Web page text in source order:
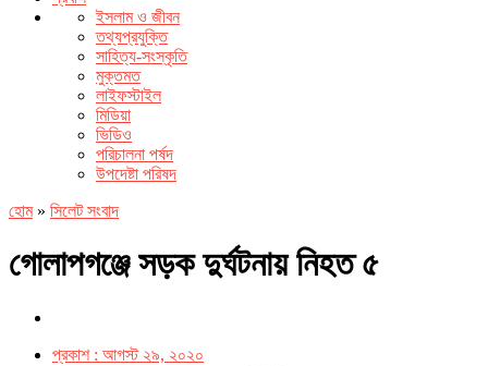
ইসলাম ও জীবন
তথ্যপ্রযুক্তি
সাহিত্য-সংস্কৃতি
মুক্তমত
লাইফস্টাইল
মিডিয়া
ভিডিও
পরিচালনা পর্ষদ
উপদেষ্টা পরিষদ
হোম» সিলেট সংবাদ
গোলাপগঞ্জে সড়ক দুর্ঘটনায় নিহত ৫
প্রকাশ : আগস্ট ২৯, ২০২০